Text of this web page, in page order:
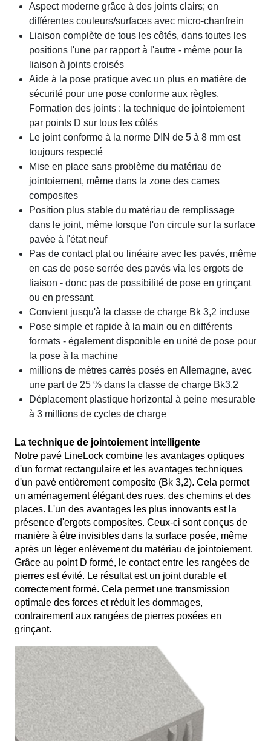
Aspect moderne grâce à des joints clairs; en
différentes couleurs/surfaces avec micro-chanfrein
Liaison complète de tous les côtés, dans toutes les
positions l'une par rapport à l'autre - même pour la
liaison à joints croisés
Aide à la pose pratique avec un plus en matière de
sécurité pour une pose conforme aux règles.
Formation des joints : la technique de jointoiement
par points D sur tous les côtés
Le joint conforme à la norme DIN de 5 à 8 mm est
toujours respecté
Mise en place sans problème du matériau de
jointoiement, même dans la zone des cames
composites
Position plus stable du matériau de remplissage
dans le joint, même lorsque l'on circule sur la surface
pavée à l'état neuf
Pas de contact plat ou linéaire avec les pavés, même
en cas de pose serrée des pavés via les ergots de
liaison - donc pas de possibilité de pose en grinçant
ou en pressant.
Convient jusqu'à la classe de charge Bk 3,2 incluse
Pose simple et rapide à la main ou en différents
formats - également disponible en unité de pose pour
la pose à la machine
millions de mètres carrés posés en Allemagne, avec
une part de 25 % dans la classe de charge Bk3.2
Déplacement plastique horizontal à peine mesurable
à 3 millions de cycles de charge
La technique de jointoiement intelligente
Notre pavé LineLock combine les avantages optiques
d'un format rectangulaire et les avantages techniques
d'un pavé entièrement composite (Bk 3,2). Cela permet
un aménagement élégant des rues, des chemins et des
places. L'un des avantages les plus innovants est la
présence d'ergots composites. Ceux-ci sont conçus de
manière à être invisibles dans la surface posée, même
après un léger enlèvement du matériau de jointoiement.
Grâce au point D formé, le contact entre les rangées de
pierres est évité. Le résultat est un joint durable et
correctement formé. Cela permet une transmission
optimale des forces et réduit les dommages,
contrairement aux rangées de pierres posées en
grinçant.